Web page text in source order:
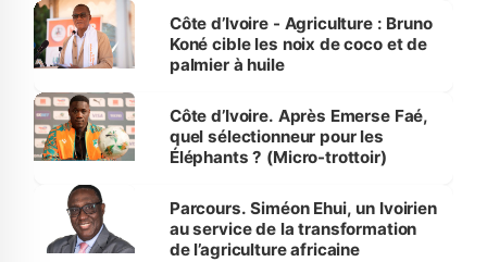
Côte d’Ivoire - Agriculture : Bruno
Koné cible les noix de coco et de
palmier à huile
Côte d’Ivoire. Après Emerse Faé,
quel sélectionneur pour les
Éléphants ? (Micro-trottoir)
Parcours. Siméon Ehui, un Ivoirien
au service de la transformation
de l’agriculture africaine